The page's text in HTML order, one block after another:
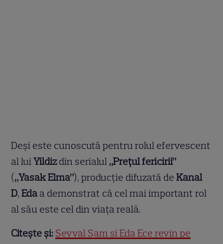
Deși este cunoscută pentru rolul efervescent
al luiYildizdin serialul „Prețul fericirii”
(„Yasak Elma”), producție difuzată deKanal
D,Eda a demonstrat că cel mai important rol
al său este cel din viața reală.
Citește și: Şevval Sam și Eda Ece revin pe